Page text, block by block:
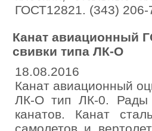
ГОСТ12821. (343) 206-
Канат авиационный
свивки типа ЛК-О
18.08.2016
Канат авиационный
ЛК-О тип ЛК-0. Рады
канатов. Канат